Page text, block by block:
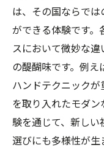
異国のメ
メンズバ
各国のバ
ンの魅力
メンズバ
ス術
旅行中の
法
は、その国ならでは
ができる体験です。
スにおいて微妙な
の醍醐味です。例え
ハンドテクニック
を取り入れたモダ
験を通じて、新しい
選びにも多様性が